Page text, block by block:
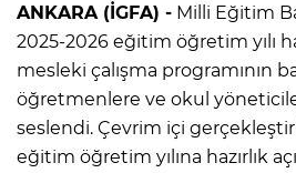
ANKARA (İGFA) - Milli Eğitim
2025-2026 eğitim öğretim yılı
mesleki çalışma programının
öğretmenlere ve okul
seslendi. Çevrim içi
eğitim öğretim yılına hazırlık